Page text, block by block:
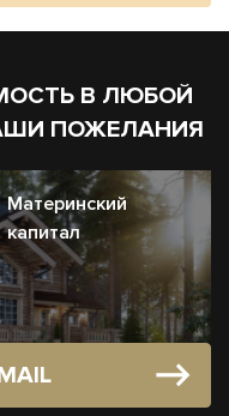
В ЛЮБОЙ
ПОЖЕЛАНИЯ
Материнский
капитал